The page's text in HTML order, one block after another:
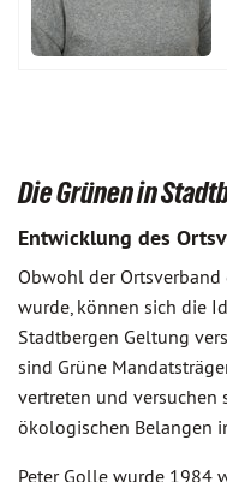
Die Grünen in
Entwicklung des
Obwohl der
wurde, können sich die
Stadtbergen Geltung
sind Grüne
vertreten und versuchen
ökologischen Belangen
Peter Golle wurde 1984